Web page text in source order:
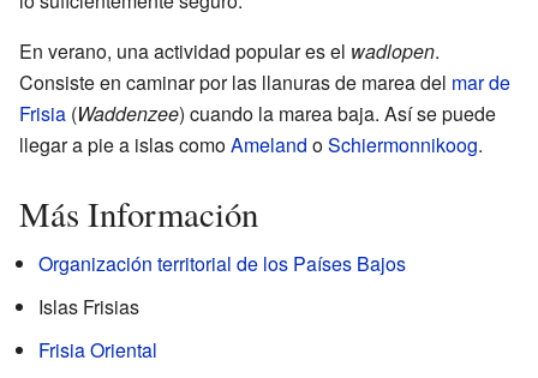
En verano, una actividad popular es el wadlopen.
Consiste en caminar por las llanuras de marea del mar de
Frisia (Waddenzee) cuando la marea baja. Así se puede
llegar a pie a islas comoAmeland oSchiermonnikoog.
Más Información
Organización territorial de los Países Bajos
Islas Frisias
Frisia Oriental